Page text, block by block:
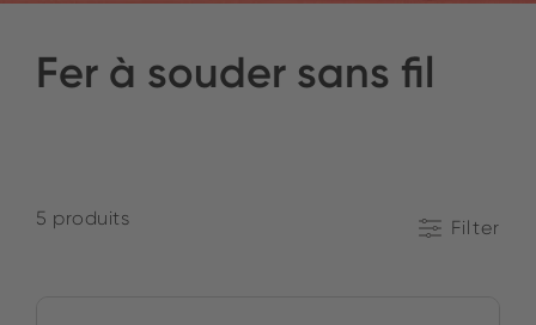
Fer à souder sans fil
5 produits Filter